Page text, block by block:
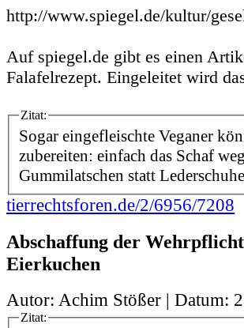
http://www.spiegel.de/kultur/
Auf spiegel.de gibt es einen
Falafelrezept. Eingeleitet wird
Zitat:
Sogar eingefleischte Veganer
zubereiten: einfach das Schaf
Gummilatschen statt
tierrechtsforen.de/2/6956/7208
Abschaffung der
Eierkuchen
Autor: Achim Stößer | Datum:
Zitat: